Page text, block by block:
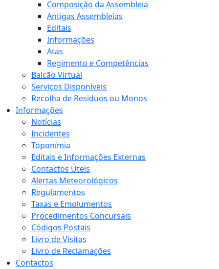
Composição da Assembleia
Antigas Assembleias
Editais
Informações
Atas
Regimento e Competências
Balcão Virtual
Serviços Disponíveis
Recolha de Residuos ou Monos
Informações
Notícias
Incidentes
Toponímia
Editais e Informações Externas
Contactos Úteis
Alertas Meteorológicos
Regulamentos
Taxas e Emolumentos
Procedimentos Concursais
Códigos Postais
Livro de Visitas
Livro de Reclamações
Contactos